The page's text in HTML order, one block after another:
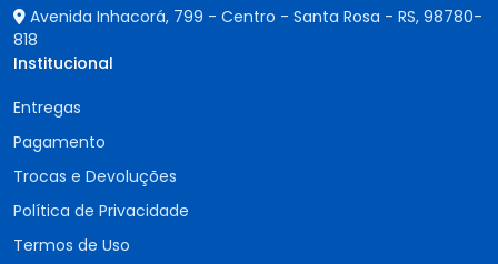
Avenida Inhacorá, 799 - Centro - Santa Rosa - RS, 98780-
818
Institucional
Entregas
Pagamento
Trocas e Devoluções
Política de Privacidade
Termos de Uso